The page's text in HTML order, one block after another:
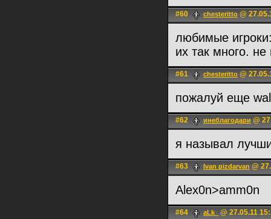
#60 chesteritto @
любимые
их так много.
#61 chesteritto @
пожалуй еще
#62 инеблагодари @
я называл
#63 Ivan pizdarvan @
Alex0n>amm0n
#64 aLk_ @ 27.05.11